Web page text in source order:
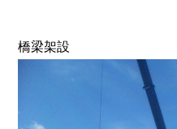
橋梁架設